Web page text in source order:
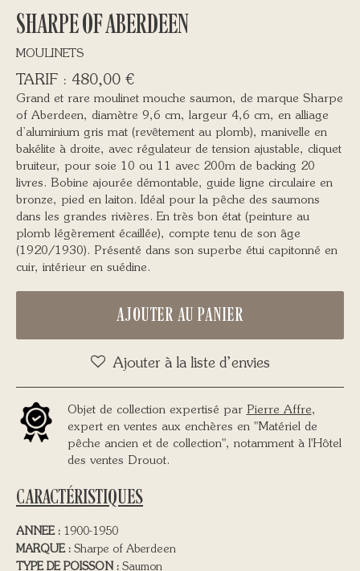
SHARPE OF ABERDEEN
MOULINETS
480,00 €
Grand et rare moulinet mouche saumon, de marque Sharpe
of Aberdeen, diamètre 9,6 cm, largeur 4,6 cm, en alliage
d’aluminium gris mat (revêtement au plomb), manivelle en
bakélite à droite, avec régulateur de tension ajustable, cliquet
bruiteur, pour soie 10 ou 11 avec 200m de backing 20
livres. Bobine ajourée démontable, guide ligne circulaire en
bronze, pied en laiton. Idéal pour la pêche des saumons
dans les grandes rivières. En très bon état (peinture au
plomb légèrement écaillée), compte tenu de son âge
(1920/1930). Présenté dans son superbe étui capitonné en
cuir, intérieur en suédine.
AJOUTER AU PANIER
Ajouter à la liste d’envies
Objet de collection expertisé par Pierre Affre,
expert en ventes aux enchères en "Matériel de
pêche ancien et de collection", notamment à l'Hôtel
des ventes Drouot.
CARACTÉRISTIQUES
ANNEE : 1900-1950
MARQUE : Sharpe of Aberdeen
TYPE DE POISSON : Saumon